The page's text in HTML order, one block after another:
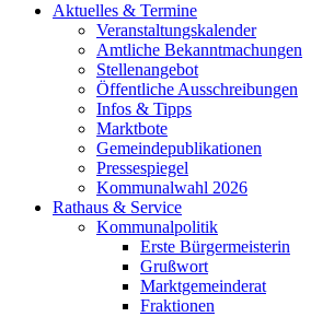
Aktuelles & Termine
Veranstaltungskalender
Amtliche Bekanntmachungen
Stellenangebot
Öffentliche Ausschreibungen
Infos & Tipps
Marktbote
Gemeindepublikationen
Pressespiegel
Kommunalwahl 2026
Rathaus & Service
Kommunalpolitik
Erste Bürgermeisterin
Grußwort
Marktgemeinderat
Fraktionen